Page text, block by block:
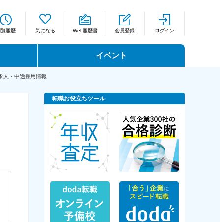
覧履歴 気になる Web履歴書 会員登録 ログイン
イベント
人・中途採用情報
転職お役立ちツール